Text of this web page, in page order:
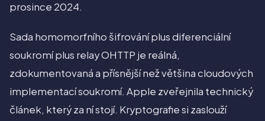
prosince 2024.
Sada homomorfního šifrování plus diferenciální
soukromí plus relay OHTTP je reálná,
zdokumentovaná a přísnější než většina cloudových
implementací soukromí. Apple zveřejnila technický
článek, který za ní stojí. Kryptografie si zaslouží